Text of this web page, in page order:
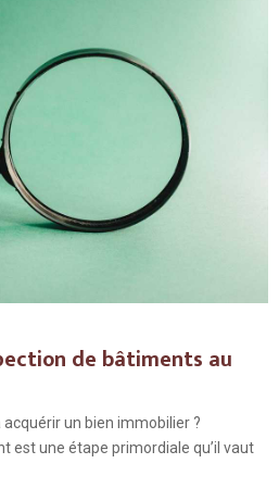
de bâtiments au
un bien immobilier ?
est une étape primordiale qu’il vaut